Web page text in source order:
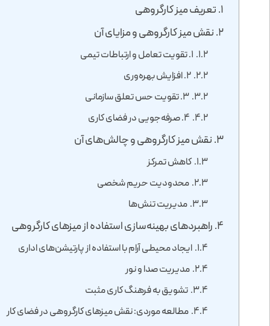
تعریف میز کارگروهی
نقش میز کارگروهی و مزایای آن
۱. تقویت تعامل و ارتباطات تیمی
۲. افزایش بهره‌وری
۳. تقویت حس تعلق سازمانی
۴. صرفه‌جویی در فضای کاری
نقش میز کارگروهی و چالش‌های آن
کاهش تمرکز
محدودیت حریم شخصی
مدیریت تنش‌ها
راهبردهای بهینه‌سازی استفاده از میزهای کارگروهی
ایجاد محیطی آرام با استفاده از پارتیشن‌های اداری
مدیریت صدا و نور
تشویق به فرهنگ کاری مثبت
مطالعه موردی: نقش میزهای کارگروهی در فضای کار